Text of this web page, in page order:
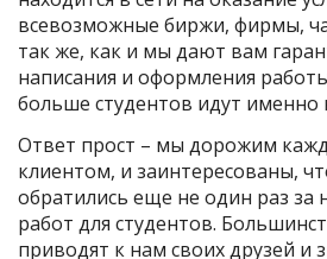
всевозможные биржи, фирмы,
так же, как и мы дают вам
написания и оформления
больше студентов идут именно
Ответ прост – мы дорожим
клиентом, и заинтересованы,
обратились еще не один раз за
работ для студентов.
приводят к нам своих друзей и